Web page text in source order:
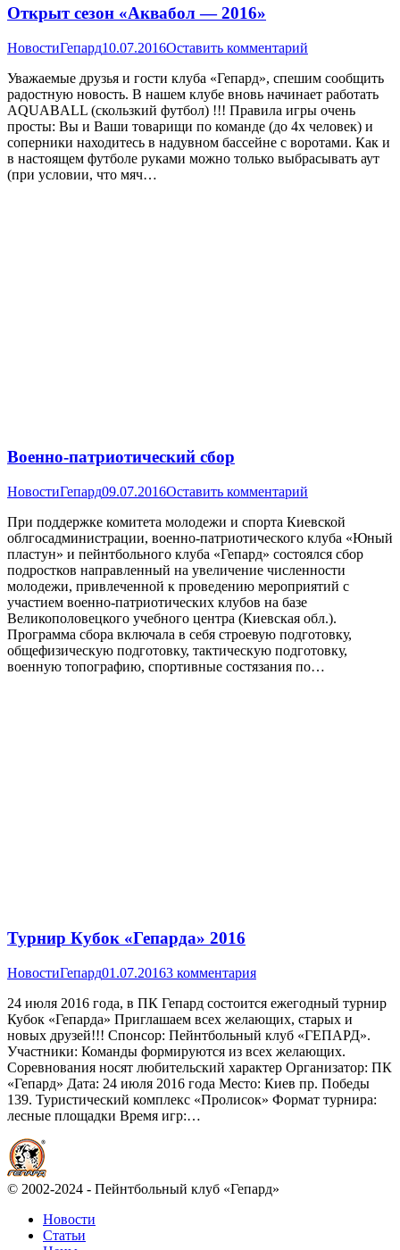
Открыт сезон «Аквабол — 2016»
НовостиГепард10.07.2016Оставить комментарий
Уважаемые друзья и гости клуба «Гепард», спешим сообщить
радостную новость. В нашем клубе вновь начинает работать
AQUABALL (скользкий футбол) !!! Правила игры очень
просты: Вы и Ваши товарищи по команде (до 4х человек) и
соперники находитесь в надувном бассейне с воротами. Как и
в настоящем футболе руками можно только выбрасывать аут
(при условии, что мяч…
Военно-патриотический сбор
НовостиГепард09.07.2016Оставить комментарий
При поддержке комитета молодежи и спорта Киевской
облгосадминистрации, военно-патриотического клуба «Юный
пластун» и пейнтбольного клуба «Гепард» состоялся сбор
подростков направленный на увеличение численности
молодежи, привлеченной к проведению мероприятий с
участием военно-патриотических клубов на базе
Великополовецкого учебного центра (Киевская обл.).
Программа сбора включала в себя строевую подготовку,
общефизическую подготовку, тактическую подготовку,
военную топографию, спортивные состязания по…
Турнир Кубок «Гепарда» 2016
НовостиГепард01.07.20163 комментария
24 июля 2016 года, в ПК Гепард состоится ежегодный турнир
Кубок «Гепарда» Приглашаем всех желающих, старых и
новых друзей!!! Спонсор: Пейнтбольный клуб «ГЕПАРД».
Участники: Команды формируются из всех желающих.
Соревнования носят любительский характер Организатор: ПК
«Гепард» Дата: 24 июля 2016 года Место: Киев пр. Победы
139. Туристический комплекс «Пролисок» Формат турнира:
лесные площадки Время игр:…
© 2002-2024 - Пейнтбольный клуб «Гепард»
Новости
Статьи